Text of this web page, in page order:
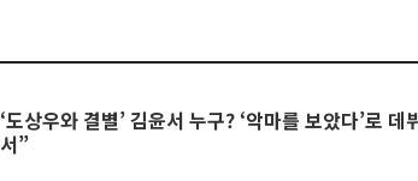
‘도상우와 결별’ 김윤서 누구? ‘악마를 보았다’로
서”